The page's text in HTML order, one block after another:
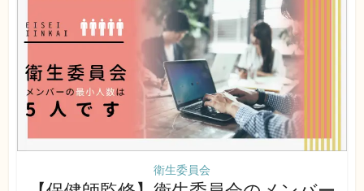
衛生委員会